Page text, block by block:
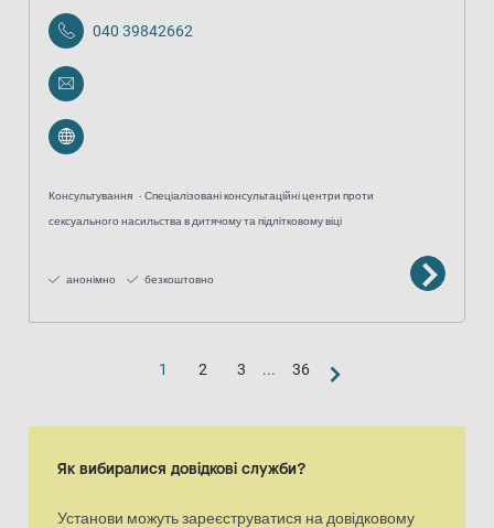
040 39842662
Консультування
Спеціалізовані консультаційні центри проти
сексуального насильства в дитячому та підлітковому віці
анонімно безкоштовно
1 2 3 ... 36
Вигляд «карта»
Як вибиралися довідкові служби?
Установи можуть зареєструватися на довідковому